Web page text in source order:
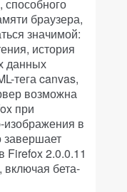
способного
браузера,
значимой:
история
данных
тега canvas,
возможна
при
в
завершает
Firefox 2.0.0.11
включая бета-